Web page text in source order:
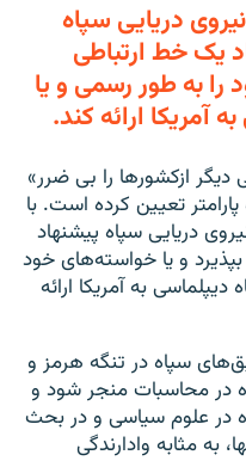
دریایی سپاه
یک خط ارتباطی
به طور رسمی و یا
آمریکا ارائه کند.
ازکشور‌ها را بی ضرر»
تعیین کرده است. با
دریایی سپاه پیشنهاد
و یا خواسته‌های خود
به آمریکا ارائه
سپاه در تنگه هرمز و
در محاسبات منجر شود و
در علوم سیاسی و در بحث
به مثابه وادارندگی